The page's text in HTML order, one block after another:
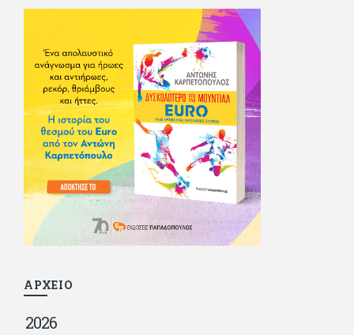
ταινίες κι έγραφε και στο περιοδικό Σινεμά, είχε κάποιες
αισθηματικές περιπέτειες που σκόρπισαν γέλιο στους φίλους
του - αν όχι και στον ίδιο. Πήγε στρατό κανονικά στα σύνορα
και διατήρησε μια καλή σχέση με την οικογένεια του, την
οποία αισθάνεται πως διάφορες φορές έφερε σε δύσκολη
θέση. Κείμενο με την υπογραφή του πρωτοδημοσιεύτηκε στο
Φίλαθλο το 1992. Επέστρεψε οριστικά στην Ελλάδα το 1998,
δούλεψε για πολλούς (αφού δυσκολεύεται να πει όχι), και
κάποιοι, αν όχι και όλοι, τον πλήρωσαν κι έμειναν και
ευχαριστημένοι από τη συνεργασία. Σήμερα πλέον εργάζεται
στον Sport Fm (όπου έχει κλείσει εικοσαετία) και στη
Sportday. Επαίρεται ότι λίγοι έχουν δει περισσότερο
ποδόσφαιρο από τον ίδιο και θεωρεί τον εαυτό του τυχερό
γιατί είναι μέλος της γενιάς που απόλαυσε τους μεγαλύτερους
σε όλα τα σπορ. Δεν είναι παντρεμένος, αλλά θαυμάζει όσους
βρίσκουν το κουράγιο να το κάνουν. Αντίθετα από πολλούς
φίλους του δεν πληρώνει διατροφές. Ελπίζει ότι δεν έχει
παιδιά. Απειλεί ότι θα γράφει όσο υπάρχουν άνθρωποι που
ΑΡΧΕΙΟ
2026